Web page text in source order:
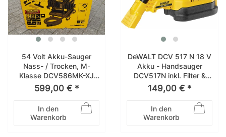
54 Volt Akku-Sauger
Nass- / Trocken, M-
Klasse DCV586MK-XJ
DCV586MK XJ
DCV586MKXJ
599,00 € *
In den
Warenkorb
DeWALT DCV 517 N 18 V
Akku - Handsauger
DCV517N inkl. Filter &
Saugschlauch
149,00 € *
In den
Warenkorb